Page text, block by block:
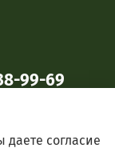
99-69
согласие